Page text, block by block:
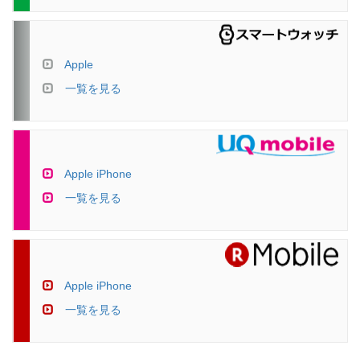
Apple
一覧を見る
Apple iPhone
一覧を見る
Apple iPhone
一覧を見る